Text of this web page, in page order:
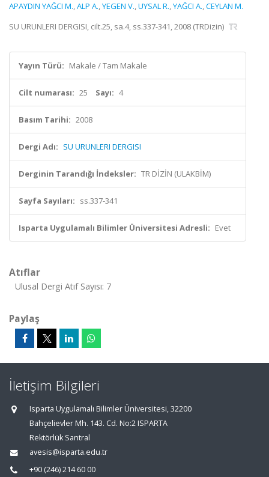
APAYDIN YAĞCI M.,ALP A.,YEGEN V.,UYSAL R.,YAĞCI A.,CEYLAN M.
SU URUNLERI DERGISI, cilt.25, sa.4, ss.337-341, 2008 (TRDizin)
Yayın Türü: Makale / Tam Makale
Cilt numarası: 25 Sayı: 4
Basım Tarihi: 2008
Dergi Adı: SU URUNLERI DERGISI
Derginin Tarandığı İndeksler: TR DİZİN (ULAKBİM)
Sayfa Sayıları: ss.337-341
Isparta Uygulamalı Bilimler Üniversitesi Adresli: Evet
Atıflar
Ulusal Dergi Atıf Sayısı: 7
Paylaş
İletişim Bilgileri
Isparta Uygulamalı Bilimler Üniversitesi, 32200
Bahçelievler Mh. 143. Cd. No:2 ISPARTA
Rektörlük Santral
avesis@isparta.edu.tr
+90 (246) 214 60 00